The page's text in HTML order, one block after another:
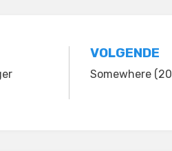
VOLGENDE
Somewhere